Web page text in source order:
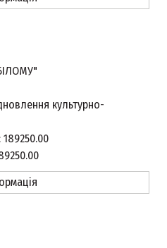
культурно-
189250.00